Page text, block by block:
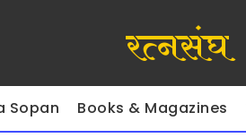
रत्नसंघ
Sopan Books & Magazines